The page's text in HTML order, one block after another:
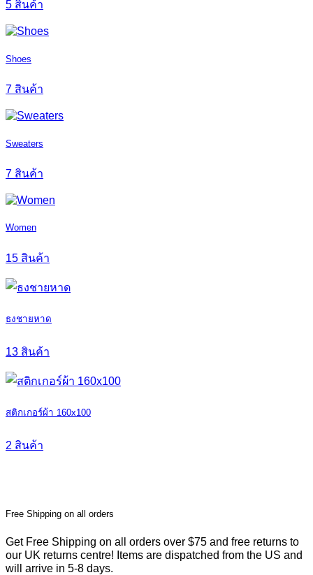
5 สินค้า
Shoes
7 สินค้า
Sweaters
7 สินค้า
Women
15 สินค้า
ธงชายหาด
13 สินค้า
สติกเกอร์ผ้า 160x100
2 สินค้า
Free Shipping on all orders
Get Free Shipping on all orders over $75 and free returns to
our UK returns centre! Items are dispatched from the US and
will arrive in 5-8 days.